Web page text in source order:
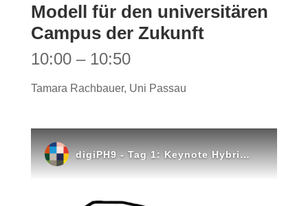
Modell für den universitären
Campus der Zukunft
10:00 – 10:50
Tamara Rachbauer, Uni Passau